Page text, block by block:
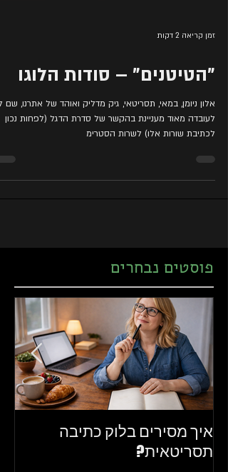
"הטיטנים" – סודות הלוגו
אלון ניומן, במאי, תסריטאי, גיק מדליק ואוהד של אתרנו, שם
לעובדה מאוד מעניינת בהקשר של סדרת הדגל (לפחות נכון
לכתיבת שורות אלו) לשרות הסטרימ
פוסטים נבחרים
איך מסירים בלוק כתיבה